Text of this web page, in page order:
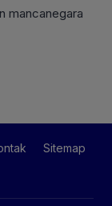
mancanegara
Sitemap